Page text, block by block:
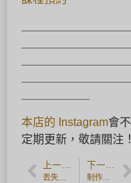
本店的 Instagram會不
定期更新，敬請關注！
上一篇文章 下一篇文章